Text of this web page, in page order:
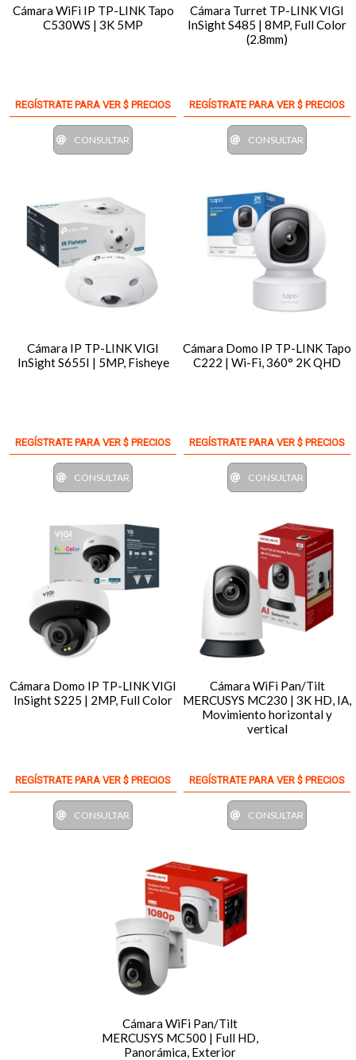
Cámara WiFi IP TP-LINK Tapo
C530WS | 3K 5MP
REGÍSTRATE PARA VER $ PRECIOS
CONSULTAR
Cámara Turret TP-LINK VIGI
InSight S485 | 8MP, Full Color
(2.8mm)
REGÍSTRATE PARA VER $ PRECIOS
CONSULTAR
Cámara IP TP-LINK VIGI
InSight S655I | 5MP, Fisheye
REGÍSTRATE PARA VER $ PRECIOS
CONSULTAR
Cámara Domo IP TP-LINK Tapo
C222 | Wi-Fi, 360° 2K QHD
REGÍSTRATE PARA VER $ PRECIOS
CONSULTAR
Cámara Domo IP TP-LINK VIGI
InSight S225 | 2MP, Full Color
REGÍSTRATE PARA VER $ PRECIOS
CONSULTAR
Cámara WiFi Pan/Tilt
MERCUSYS MC230 | 3K HD, IA,
Movimiento horizontal y
vertical
REGÍSTRATE PARA VER $ PRECIOS
CONSULTAR
Cámara WiFi Pan/Tilt
MERCUSYS MC500 | Full HD,
Panorámica, Exterior